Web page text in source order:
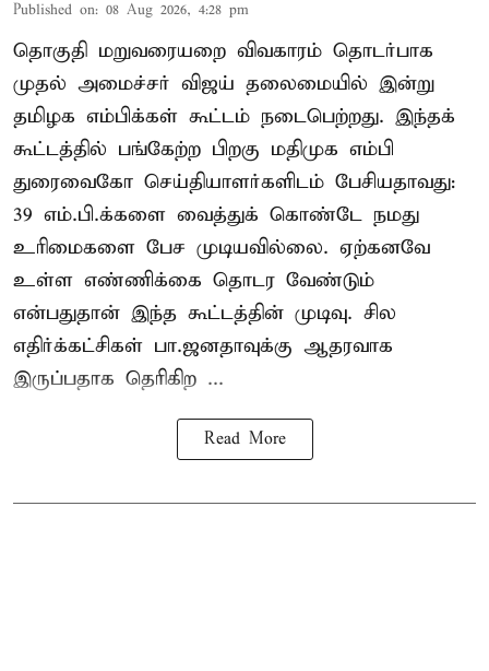
Published on: 08 Aug 2026, 4:28 pm
தொகுதி மறுவரையறை விவகாரம் தொடர்பாக
முதல் அமைச்சர் விஜய் தலைமையில் இன்று
தமிழக எம்பிக்கள் கூட்டம் நடைபெற்றது. இந்தக்
கூட்டத்தில் பங்கேற்ற பிறகு மதிமுக எம்பி
துரைவைகோ செய்தியாளர்களிடம் பேசியதாவது:
39 எம்.பி.க்களை வைத்துக் கொண்டே நமது
உரிமைகளை பேச முடியவில்லை. ஏற்கனவே
உள்ள எண்ணிக்கை தொடர வேண்டும்
என்பதுதான் இந்த கூட்டத்தின் முடிவு. சில
எதிர்க்கட்சிகள் பா.ஜனதாவுக்கு ஆதரவாக
இருப்பதாக தெரிகிற ...
Read More